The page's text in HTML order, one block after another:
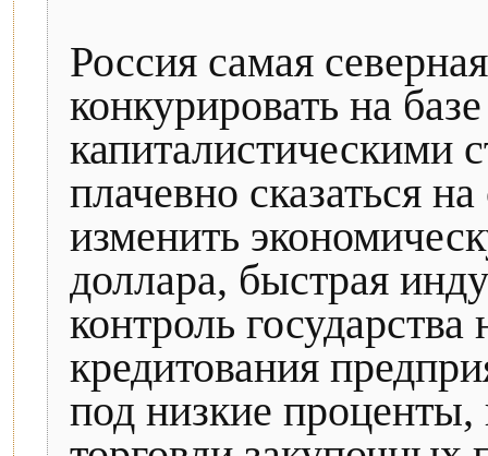
Россия самая
конкурировать на
капиталистическими
плачевно сказаться
изменить
доллара, быстрая
контроль
кредитования
под низкие проценты,